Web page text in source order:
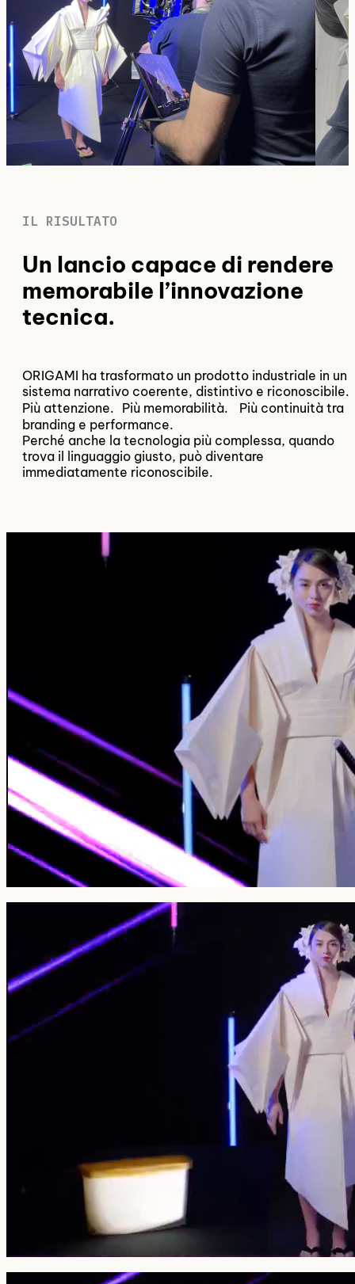
IL RISULTATO
Un lancio capace di rendere
memorabile l’innovazione
tecnica.
ORIGAMI ha trasformato un prodotto industriale in un
sistema narrativo coerente, distintivo e riconoscibile.
Più attenzione. Più memorabilità. Più continuità tra
branding e performance.
Perché anche la tecnologia più complessa, quando
trova il linguaggio giusto, può diventare
immediatamente riconoscibile.